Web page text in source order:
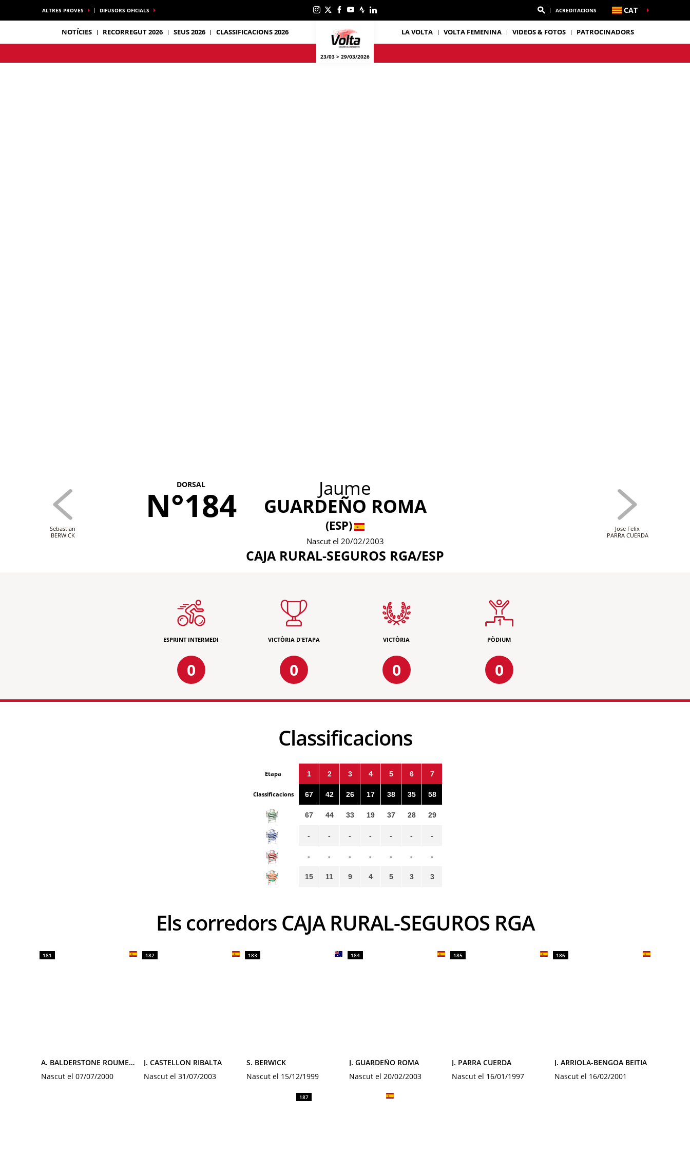
ALTRES PROVES DIFUSORS OFICIALS ACREDITACIONS CAT
NOTÍCIES RECORREGUT 2026 SEUS 2026 CLASSIFICACIONS 2026
23/03 > 29/03/2026
LA VOLTA VOLTA FEMENINA VIDEOS & FOTOS PATROCINADORS
DORSAL
N°184 Jaume
GUARDEÑO ROMA
(ESP)
Nascut el 20/02/2003
CAJA RURAL-SEGUROS RGA/ESP
Sebastian
BERWICK
Jose Felix
PARRA CUERDA
ESPRINT INTERMEDI
0
VICTÒRIA D'ETAPA
0
VICTÒRIA
0
PÒDIUM
0
Classificacions
Etapa
Classificacions
1
67
67
-
-
15
2
42
44
-
-
11
3
26
33
-
-
9
4
17
19
-
-
4
5
38
37
-
-
5
6
35
28
-
-
3
7
58
29
-
-
3
Els corredors CAJA RURAL-SEGUROS RGA
181
A. BALDERSTONE ROUMENS
Nascut el 07/07/2000
182
J. CASTELLON RIBALTA
Nascut el 31/07/2003
183
S. BERWICK
Nascut el 15/12/1999
184
J. GUARDEÑO ROMA
Nascut el 20/02/2003
185
J. PARRA CUERDA
Nascut el 16/01/1997
186
J. ARRIOLA-BENGOA BEITIA
Nascut el 16/02/2001
187